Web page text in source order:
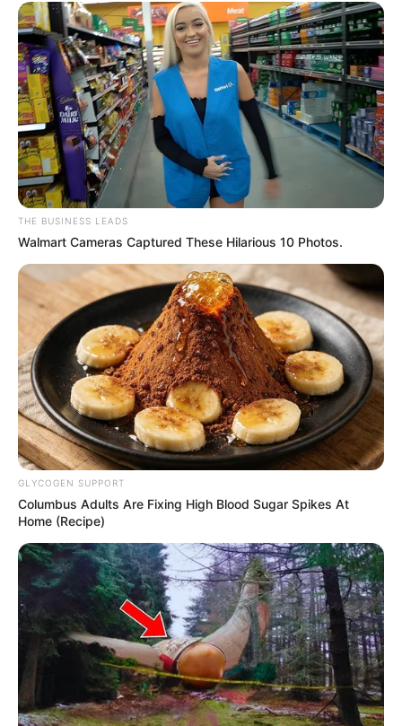
THE BUSINESS LEADS
Walmart Cameras Captured These Hilarious 10 Photos.
GLYCOGEN SUPPORT
Columbus Adults Are Fixing High Blood Sugar Spikes At
Home (Recipe)